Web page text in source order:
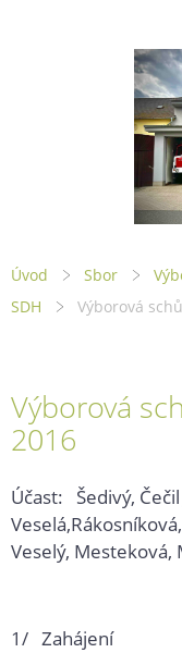
Úvod Sbor
SDH
Výborová
Výborová
2016
Účast: Šedivý, Čečil
Veselý, Mesteková,
1/ Zahájení